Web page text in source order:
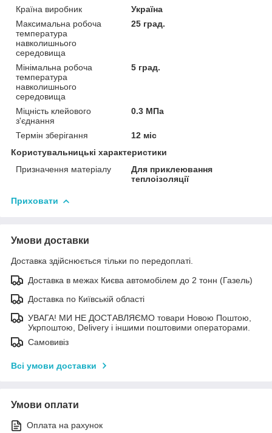
Країна виробник
Україна
Максимальна робоча
температура
навколишнього
середовища
25 град.
Мінімальна робоча
температура
навколишнього
середовища
5 град.
Міцність клейового
з'єднання
0.3 МПа
Термін зберігання
12 міс
Користувальницькі характеристики
Призначення матеріалу
Для приклеювання
теплоізоляції
Приховати
Умови доставки
Доставка здійснюється тільки по передоплаті.
Доставка в межах Києва автомобілем до 2 тонн (Газель)
Доставка по Київській області
УВАГА! МИ НЕ ДОСТАВЛЯЄМО товари Новою Поштою,
Укрпоштою, Delivery і іншими поштовими операторами.
Самовивіз
Всі умови доставки
Умови оплати
Оплата на рахунок